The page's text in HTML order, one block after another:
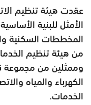
عقدت هيئة تنظيم
الأمثل للبنية
المخططات السكنية
من هيئة تنظيم
وممثلين من مجموعة
الكهرباء والمياه
الخدمات.